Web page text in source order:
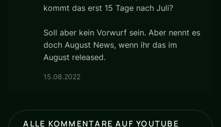
kommt das erst 15 Tage nach Juli?
Soll aber kein Vorwurf sein. Aber nennt es
doch August News, wenn ihr das im
August released.
15.08.2022
ALLE KOMMENTARE AUF YOUTUBE